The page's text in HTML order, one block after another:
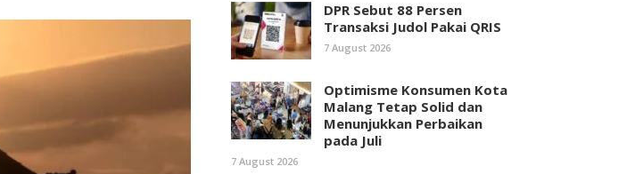
DPR Sebut 88 Persen
Transaksi Judol Pakai QRIS
7 August 2026
Optimisme Konsumen Kota
Malang Tetap Solid dan
Menunjukkan Perbaikan
pada Juli
7 August 2026